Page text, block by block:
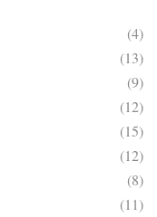
(4)
(13)
(9)
(12)
(15)
(12)
(8)
(11)